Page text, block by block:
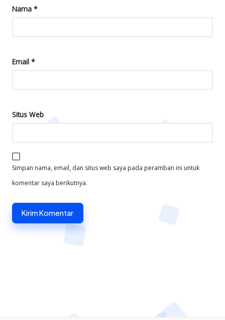
Nama *
Email *
Situs Web
Simpan nama, email, dan situs web saya pada peramban ini untuk
komentar saya berikutnya.